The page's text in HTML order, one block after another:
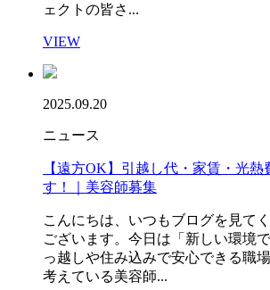
ェクトの皆さ...
VIEW
2025.09.20
ニュース
【遠方OK】引越し代・家賃・光
す！｜美容師募集
こんにちは、いつもブログを見て
ございます。今日は「新しい環境
っ越しや住み込みで安心できる職
考えている美容師...